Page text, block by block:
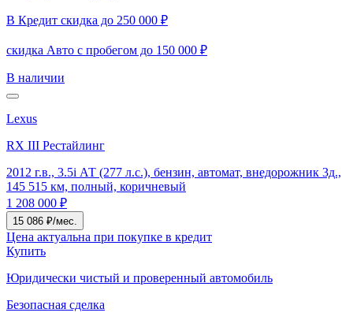
В Кредит скидка до 250 000 ₽
скидка Авто с пробегом до 150 000 ₽
В наличии
Lexus
RX III Рестайлинг
2012 г.в., 3.5i АТ (277 л.с.), бензин, автомат, внедорожник 3д.,
145 515 км, полный, коричневый
1 208 000 ₽
15 086 ₽/мес.
Цена актуальна при покупке в кредит
Купить
Юридически чистый и проверенный автомобиль
Безопасная сделка